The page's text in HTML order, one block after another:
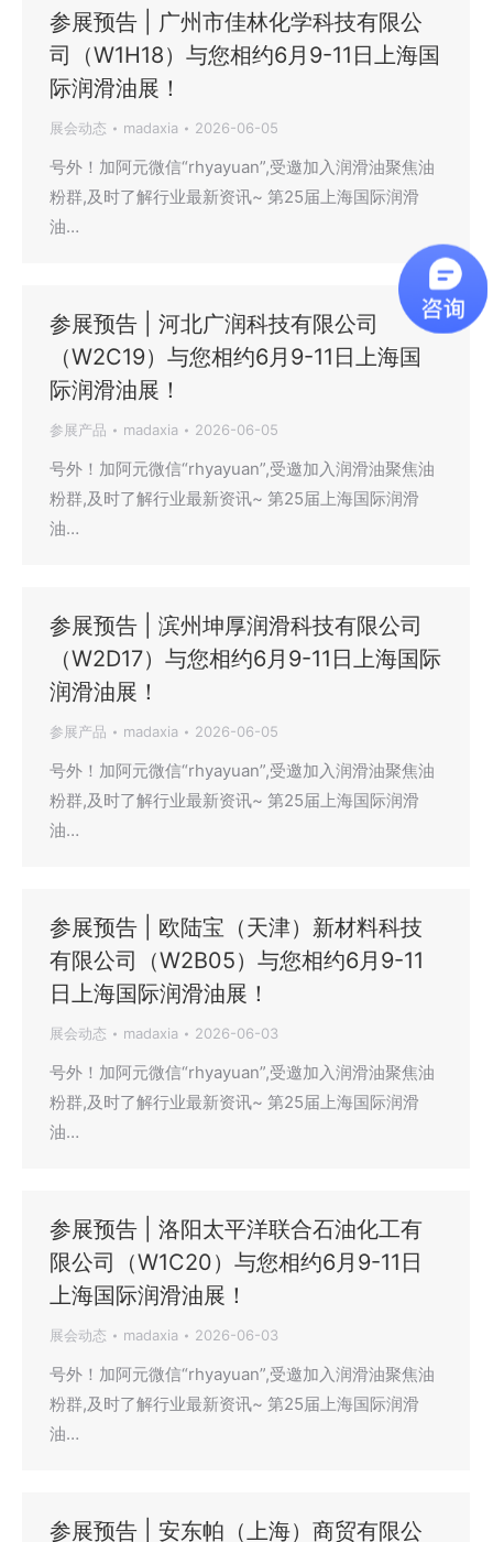
参展预告 | 广州市佳林化学科技有限公
司（W1H18）与您相约6月9-11日上海国
际润滑油展！
展会动态 madaxia 2026-06-05
号外！加阿元微信“rhyayuan”,受邀加入润滑油聚焦油
粉群,及时了解行业最新资讯~ 第25届上海国际润滑
油…
参展预告 | 河北广润科技有限公司
（W2C19）与您相约6月9-11日上海国
际润滑油展！
参展产品 madaxia 2026-06-05
号外！加阿元微信“rhyayuan”,受邀加入润滑油聚焦油
粉群,及时了解行业最新资讯~ 第25届上海国际润滑
油…
参展预告 | 滨州坤厚润滑科技有限公司
（W2D17）与您相约6月9-11日上海国际
润滑油展！
参展产品 madaxia 2026-06-05
号外！加阿元微信“rhyayuan”,受邀加入润滑油聚焦油
粉群,及时了解行业最新资讯~ 第25届上海国际润滑
油…
参展预告 | 欧陆宝（天津）新材料科技
有限公司（W2B05）与您相约6月9-11
日上海国际润滑油展！
展会动态 madaxia 2026-06-03
号外！加阿元微信“rhyayuan”,受邀加入润滑油聚焦油
粉群,及时了解行业最新资讯~ 第25届上海国际润滑
油…
参展预告 | 洛阳太平洋联合石油化工有
限公司（W1C20）与您相约6月9-11日
上海国际润滑油展！
展会动态 madaxia 2026-06-03
号外！加阿元微信“rhyayuan”,受邀加入润滑油聚焦油
粉群,及时了解行业最新资讯~ 第25届上海国际润滑
油…
参展预告 | 安东帕（上海）商贸有限公